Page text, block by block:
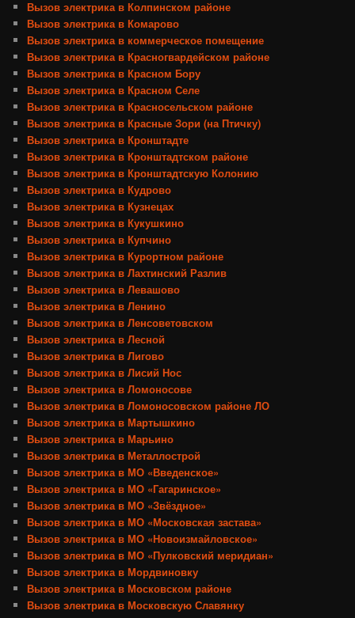
Вызов электрика в Колпинском районе
Вызов электрика в Комарово
Вызов электрика в коммерческое помещение
Вызов электрика в Красногвардейском районе
Вызов электрика в Красном Бору
Вызов электрика в Красном Селе
Вызов электрика в Красносельском районе
Вызов электрика в Красные Зори (на Птичку)
Вызов электрика в Кронштадте
Вызов электрика в Кронштадтском районе
Вызов электрика в Кронштадтскую Колонию
Вызов электрика в Кудрово
Вызов электрика в Кузнецах
Вызов электрика в Кукушкино
Вызов электрика в Купчино
Вызов электрика в Курортном районе
Вызов электрика в Лахтинский Разлив
Вызов электрика в Левашово
Вызов электрика в Ленино
Вызов электрика в Ленсоветовском
Вызов электрика в Лесной
Вызов электрика в Лигово
Вызов электрика в Лисий Нос
Вызов электрика в Ломоносове
Вызов электрика в Ломоносовском районе ЛО
Вызов электрика в Мартышкино
Вызов электрика в Марьино
Вызов электрика в Металлострой
Вызов электрика в МО «Введенское»
Вызов электрика в МО «Гагаринское»
Вызов электрика в МО «Звёздное»
Вызов электрика в МО «Московская застава»
Вызов электрика в МО «Новоизмайловское»
Вызов электрика в МО «Пулковский меридиан»
Вызов электрика в Мордвиновку
Вызов электрика в Московском районе
Вызов электрика в Московскую Славянку